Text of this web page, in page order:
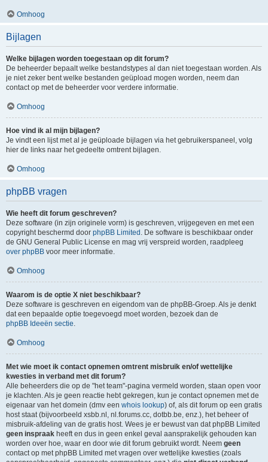
Omhoog
Bijlagen
Welke bijlagen worden toegestaan op dit forum?
De beheerder bepaalt welke bestandstypes al dan niet toegestaan worden. Als
je niet zeker bent welke bestanden geüpload mogen worden, neem dan
contact op met de beheerder voor verdere informatie.
Omhoog
Hoe vind ik al mijn bijlagen?
Je vindt een lijst met al je geüploade bijlagen via het gebruikerspaneel, volg
hier de links naar het gedeelte omtrent bijlagen.
Omhoog
phpBB vragen
Wie heeft dit forum geschreven?
Deze software (in zijn originele vorm) is geschreven, vrijgegeven en met een
copyright beschermd door phpBB Limited . De software is beschikbaar onder
de GNU General Public License en mag vrij verspreid worden, raadpleeg
over phpBB voor meer informatie.
Omhoog
Waarom is de optie X niet beschikbaar?
Deze software is geschreven en eigendom van de phpBB-Groep. Als je denkt
dat een bepaalde optie toegevoegd moet worden, bezoek dan de
phpBB Ideeën sectie.
Omhoog
Met wie moet ik contact opnemen omtrent misbruik en/of wettelijke
kwesties in verband met dit forum?
Alle beheerders die op de "het team"-pagina vermeld worden, staan open voor
je klachten. Als je geen reactie hebt gekregen, kun je contact opnemen met de
eigenaar van het domein (dmv een whois lookup) of, als dit forum op een gratis
host staat (bijvoorbeeld xsbb.nl, nl.forums.cc, dotbb.be, enz.), het beheer of
misbruik-afdeling van de gratis host. Wees je er bewust van dat phpBB Limited
geen inspraak heeft en dus in geen enkel geval aansprakelijk gehouden kan
worden over hoe, waar en door wie dit forum gebruikt wordt. Neem geen
contact op met phpBB Limited met vragen over wettelijke kwesties (zoals